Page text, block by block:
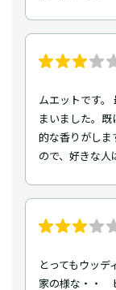
ムエットです。
まいました。
的な香りがしま
ので、好きな人
とってもウッ
家の様な・・